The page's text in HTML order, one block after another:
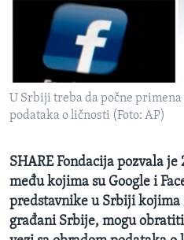
SPORT
INTERVJU
U Srbiji treba da počne primena
podataka o ličnosti (Foto: AP)
SHARE Fondacija pozvala
među kojima su Google i
predstavnike u Srbiji kojima
građani Srbije, mogu